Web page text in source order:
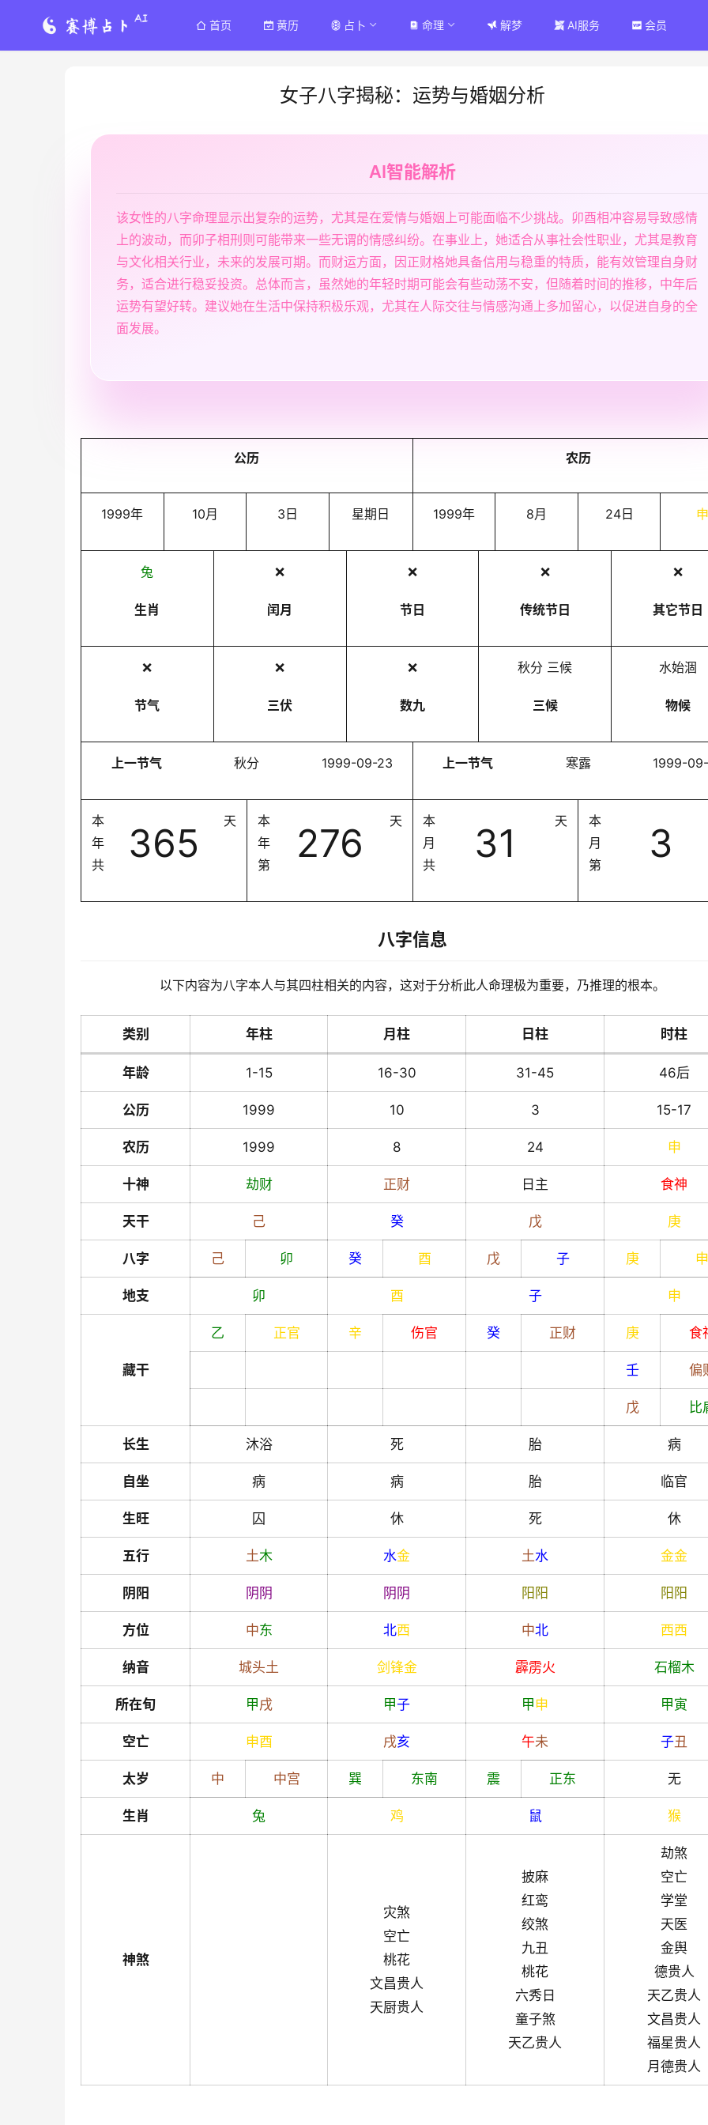
首页 黄历 占卜 命理 解梦 AI服务 会员
女子八字揭秘：运势与婚姻分析
AI智能解析
该女性的八字命理显示出复杂的运势，尤其是在爱情与婚姻上可能面临不少挑战。卯酉相冲容易导致感情
上的波动，而卯子相刑则可能带来一些无谓的情感纠纷。在事业上，她适合从事社会性职业，尤其是教育
与文化相关行业，未来的发展可期。而财运方面，因正财格她具备信用与稳重的特质，能有效管理自身财
务，适合进行稳妥投资。总体而言，虽然她的年轻时期可能会有些动荡不安，但随着时间的推移，中年后
运势有望好转。建议她在生活中保持积极乐观，尤其在人际交往与情感沟通上多加留心，以促进自身的全
面发展。
公历
1999年 10月 3日 星期日
农历
1999年 8月 24日 申
兔
生肖
❌
闰月
❌
节日
❌
传统节日
❌
其它节日
❌
节气
❌
三伏
❌
数九
秋分 三候
三候
水始涸
物候
上一节气 秋分 1999-09-23 上一节气 寒露 1999-
本
年
共
365 天
本
年
第
276 天
本
月
共
31 天
本
月
第
3
八字信息
以下内容为八字本人与其四柱相关的内容，这对于分析此人命理极为重要，乃推理的根本。
类别 年柱 月柱 日柱 时柱
年龄 1-15 16-30 31-45 46后
公历 1999 10 3 15-17
农历 1999 8 24 申
十神 劫财 正财 日主 食神
天干 己 癸 戊 庚
八字 己 卯 癸 酉 戊 子 庚 申
地支 卯 酉 子 申
藏干
乙 正官 辛 伤官 癸 正财 庚 食
壬 偏
戊 比
长生 沐浴 死 胎 病
自坐 病 病 胎 临官
生旺 囚 休 死 休
五行 土木 水金 土水 金金
阴阳 阴 阴 阴 阴 阳 阳 阳 阳
方位 中东 北西 中北 西西
纳音 城头土 剑锋金 霹雳火 石榴木
所在旬 甲戌 甲子 甲申 甲寅
空亡 申酉 戌亥 午未 子丑
太岁 中 中宫 巽 东南 震 正东 无
生肖 兔 鸡 鼠 猴
神煞
灾煞
空亡
桃花
文昌贵人
天厨贵人
披麻
红鸾
绞煞
九丑
桃花
六秀日
童子煞
天乙贵人
劫煞
空亡
学堂
天医
金舆
德贵人
天乙贵人
文昌贵人
福星贵人
月德贵人